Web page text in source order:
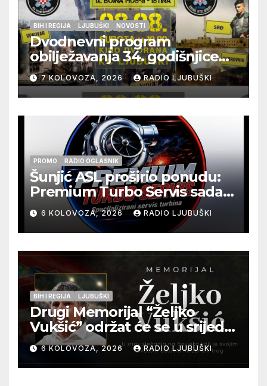
BIH I REGIJA LJUBUŠKI NOVOSTI
Dvodnevni program
obilježavanja 34. godišnjice
pogibije generala Blaža
Kraljevića i osmorice
pripadnika HOS-a
7 KOLOVOZA, 2026 RADIO LJUBUŠKI
PROMO RADIO OGLASNIK
Šunjić ASL proširio ponudu:
Premium Turbo Servis sada
na jednoj adresi u Ljubuškom
6 KOLOVOZA, 2026 RADIO LJUBUŠKI
BIH I REGIJA LJUBUŠKI
Drugi Memorijal “Željko
Vukšić” održat će se u srijedu
12. kolovoza u Otoku
6 KOLOVOZA, 2026 RADIO LJUBUŠKI